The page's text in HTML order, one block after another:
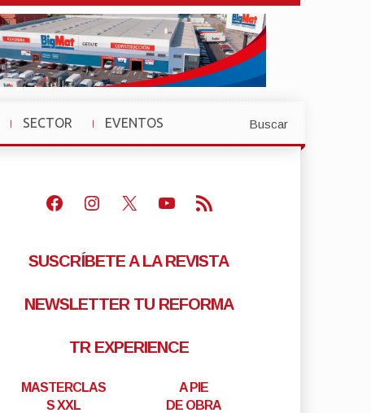
SECTOR
»
EVENTOS
»
Buscar
Facebook
Instagram
X Youtube
Feed RSS
SUSCRÍBETE A LA REVISTA
NEWSLETTER TU REFORMA
TR EXPERIENCE
MASTERCLAS
S XXL
A PIE
DE OBRA